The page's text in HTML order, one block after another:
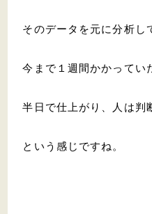
そのデータを元に分析し
今まで１週間かかってい
半日で仕上がり、人は判
という感じですね。